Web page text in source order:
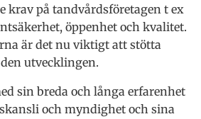
krav på tandvårdsföretagen t ex
öppenhet och kvalitet.
är det nu viktigt att stötta
utvecklingen.
sin breda och långa erfarenhet
och myndighet och sina